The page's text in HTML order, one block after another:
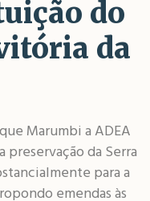
do
da
Marumbi a ADEA
preservação da Serra
para a
emendas às